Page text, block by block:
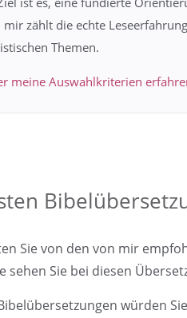
mir zählt die echte
Themen.
meine Auswahlkriterien
Sie von den von mir
sehen Sie bei diesen
würden